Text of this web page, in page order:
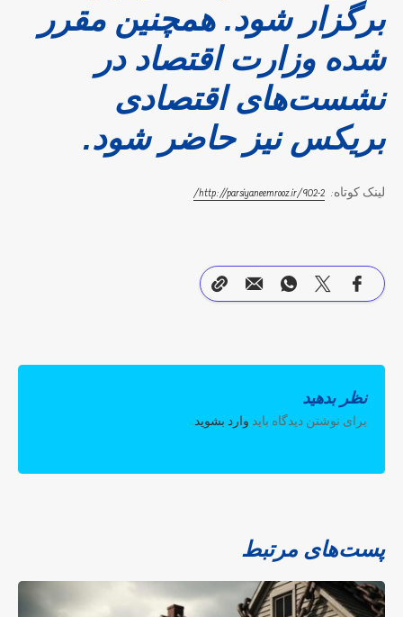
برگزار شود. همچنین مقرر
شده وزارت اقتصاد در
نشست‌های اقتصادی
بریکس نیز حاضر شود.
لینک کوتاه: http://parsiyaneemrooz.ir/902-2
/
نظر بدهید
برای نوشتن دیدگاه باید وارد بشوید.
پست‌های مرتبط